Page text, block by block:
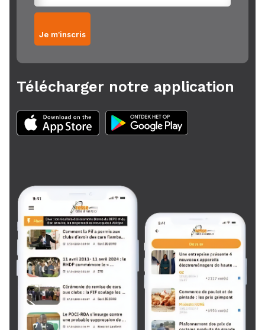
Je m'inscris
Télécharger notre application